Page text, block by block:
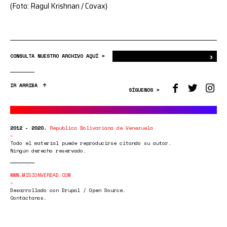
(Foto: Ragul Krishnan / Covax)
CONSULTA NUESTRO ARCHIVO AQUÍ > ›
IR ARRIBA
SÍGUENOS >
2012 - 2020. República Bolivariana de Venezuela
Todo el material puede reproducirse citando su autor.
Ningún derecho reservado.
WWW.MISIONVERDAD.COM
Desarrollado con Drupal / Open Source.
Contáctanos.